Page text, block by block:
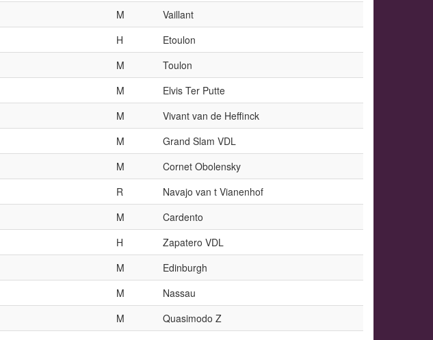
M
Vaillant
H
Etoulon
M
Toulon
M
Elvis Ter Putte
M
Vivant van de Heffinck
M
Grand Slam VDL
M
Cornet Obolensky
R
Navajo van t Vianenhof
M
Cardento
H
Zapatero VDL
M
Edinburgh
M
Nassau
M
Quasimodo Z